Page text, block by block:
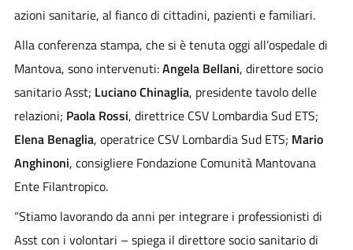
azioni sanitarie, al fianco di cittadini, pazienti e familiari.
Alla conferenza stampa, che si è tenuta oggi all’ospedale di
Mantova, sono intervenuti:Angela Bellani, direttore socio
sanitario Asst; Luciano Chinaglia, presidente tavolo delle
relazioni; Paola Rossi, direttrice CSV Lombardia Sud ETS;
Elena Benaglia, operatrice CSV Lombardia Sud ETS; Mario
Anghinoni, consigliere Fondazione Comunità Mantovana
Ente Filantropico.
“Stiamo lavorando da anni per integrare i professionisti di
Asst con i volontari – spiega il direttore socio sanitario di